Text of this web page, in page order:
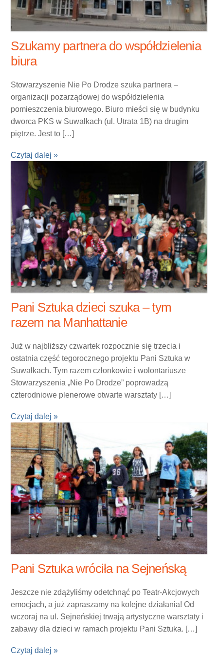
Szukamy partnera do współdzielenia
biura
Stowarzyszenie Nie Po Drodze szuka partnera –
organizacji pozarządowej do współdzielenia
pomieszczenia biurowego. Biuro mieści się w budynku
dworca PKS w Suwałkach (ul. Utrata 1B) na drugim
piętrze. Jest to […]
Czytaj dalej »
Pani Sztuka dzieci szuka – tym
razem na Manhattanie
Już w najbliższy czwartek rozpocznie się trzecia i
ostatnia część tegorocznego projektu Pani Sztuka w
Suwałkach. Tym razem członkowie i wolontariusze
Stowarzyszenia „Nie Po Drodze” poprowadzą
czterodniowe plenerowe otwarte warsztaty […]
Czytaj dalej »
Pani Sztuka wróciła na Sejneńską
Jeszcze nie zdążyliśmy odetchnąć po Teatr-Akcjowych
emocjach, a już zapraszamy na kolejne działania! Od
wczoraj na ul. Sejneńskiej trwają artystyczne warsztaty i
zabawy dla dzieci w ramach projektu Pani Sztuka. […]
Czytaj dalej »